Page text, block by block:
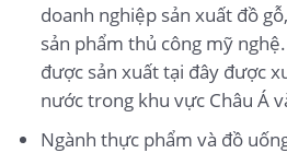
doanh nghiệp sản xuất đồ
sản phẩm thủ công mỹ
được sản xuất tại đây được
nước trong khu vực Châu Á
Ngành thực phẩm và đồ